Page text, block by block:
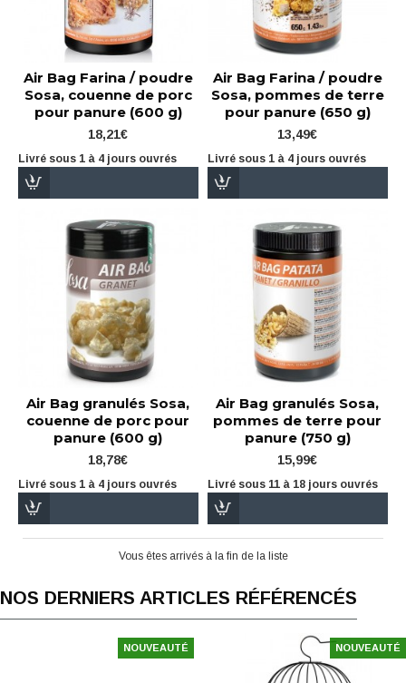
Air Bag Farina / poudre
Sosa, couenne de porc
pour panure (600 g)
18,21€
Livré sous 1 à 4 jours ouvrés
Air Bag Farina / poudre
Sosa, pommes de terre
pour panure (650 g)
13,49€
Livré sous 1 à 4 jours ouvrés
Air Bag granulés Sosa,
couenne de porc pour
panure (600 g)
18,78€
Livré sous 1 à 4 jours ouvrés
Air Bag granulés Sosa,
pommes de terre pour
panure (750 g)
15,99€
Livré sous 11 à 18 jours ouvrés
Vous êtes arrivés à la fin de la liste
NOS DERNIERS ARTICLES RÉFÉRENCÉS
NOUVEAUTÉ NOUVEAUTÉ